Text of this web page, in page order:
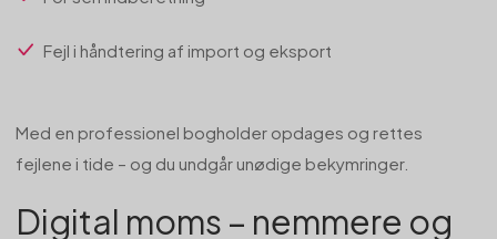
Fejl i håndtering af import og eksport
Med en professionel bogholder opdages og rettes
fejlene i tide – og du undgår unødige bekymringer.
Digital moms – nemmere og